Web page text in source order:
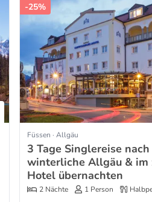
-25%
Füssen · Allgäu
3 Tage Singlereise nach
winterliche Allgäu & im
Hotel übernachten
2 Nächte 1 Person